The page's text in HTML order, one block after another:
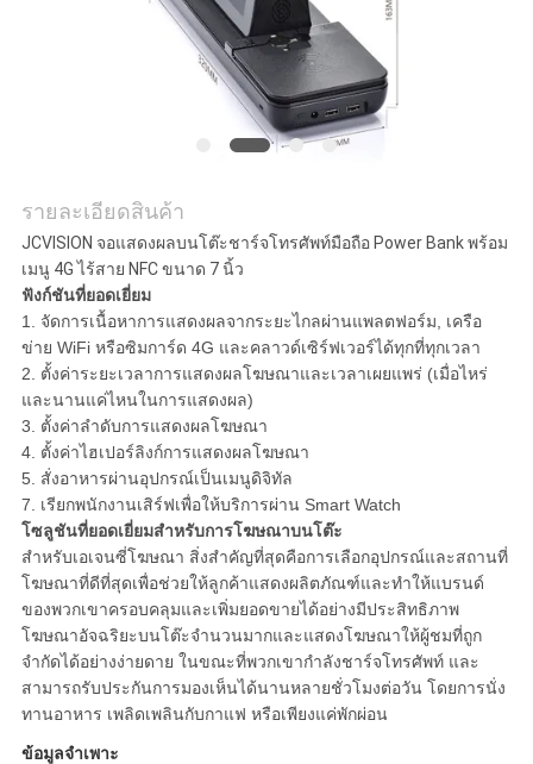
เป็น
ส่วน
ตัว
รายละเอียดสินค้า
JCVISION จอแสดงผลบนโต๊ะชาร์จโทรศัพท์มือถือ Power Bank พร้อม
เมนู 4G ไร้สาย NFC ขนาด 7 นิ้ว
ฟังก์ชันที่ยอดเยี่ยม
1. จัดการเนื้อหาการแสดงผลจากระยะไกลผ่านแพลตฟอร์ม, เครือ
ข่าย WiFi หรือซิมการ์ด 4G และคลาวด์เซิร์ฟเวอร์ได้ทุกที่ทุกเวลา
2. ตั้งค่าระยะเวลาการแสดงผลโฆษณาและเวลาเผยแพร่ (เมื่อไหร่
และนานแค่ไหนในการแสดงผล)
3. ตั้งค่าลำดับการแสดงผลโฆษณา
4. ตั้งค่าไฮเปอร์ลิงก์การแสดงผลโฆษณา
5. สั่งอาหารผ่านอุปกรณ์เป็นเมนูดิจิทัล
7. เรียกพนักงานเสิร์ฟเพื่อให้บริการผ่าน Smart Watch
โซลูชันที่ยอดเยี่ยมสำหรับการโฆษณาบนโต๊ะ
สำหรับเอเจนซี่โฆษณา สิ่งสำคัญที่สุดคือการเลือกอุปกรณ์และสถานที่
โฆษณาที่ดีที่สุดเพื่อช่วยให้ลูกค้าแสดงผลิตภัณฑ์และทำให้แบรนด์
ของพวกเขาครอบคลุมและเพิ่มยอดขายได้อย่างมีประสิทธิภาพ
โฆษณาอัจฉริยะบนโต๊ะจำนวนมากและแสดงโฆษณาให้ผู้ชมที่ถูก
จำกัดได้อย่างง่ายดาย ในขณะที่พวกเขากำลังชาร์จโทรศัพท์ และ
สามารถรับประกันการมองเห็นได้นานหลายชั่วโมงต่อวัน โดยการนั่ง
ทานอาหาร เพลิดเพลินกับกาแฟ หรือเพียงแค่พักผ่อน
ข้อมูลจำเพาะ